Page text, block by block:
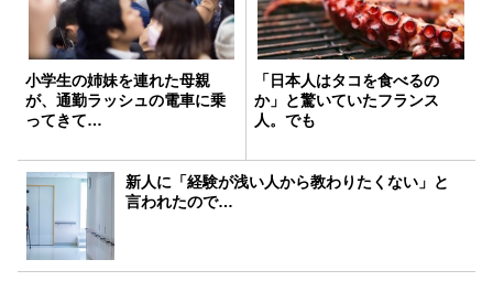
小学生の姉妹を連れた母親
が、通勤ラッシュの電車に乗
ってきて…
「日本人はタコを食べるの
か」と驚いていたフランス
人。でも
新人に「経験が浅い人から教わりたくない」と
言われたので…